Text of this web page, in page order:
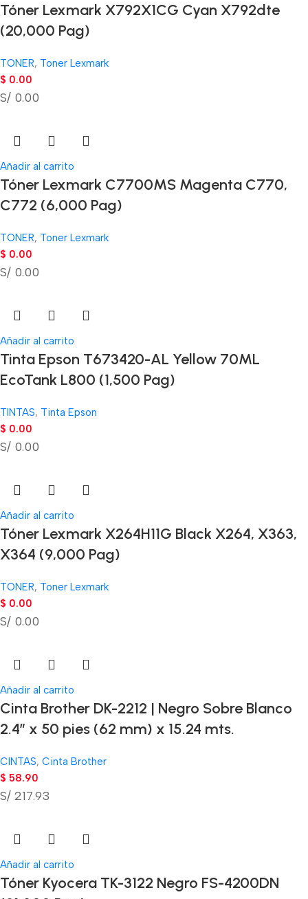
Tóner Lexmark X792X1CG Cyan X792dte
(20,000 Pag)
TONER, Toner Lexmark
$ 0.00
S/ 0.00
Añadir al carrito
Tóner Lexmark C7700MS Magenta C770,
C772 (6,000 Pag)
TONER, Toner Lexmark
$ 0.00
S/ 0.00
Añadir al carrito
Tinta Epson T673420-AL Yellow 70ML
EcoTank L800 (1,500 Pag)
TINTAS, Tinta Epson
$ 0.00
S/ 0.00
Añadir al carrito
Tóner Lexmark X264H11G Black X264, X363,
X364 (9,000 Pag)
TONER, Toner Lexmark
$ 0.00
S/ 0.00
Añadir al carrito
Cinta Brother DK-2212 | Negro Sobre Blanco
2.4″ x 50 pies (62 mm) x 15.24 mts.
CINTAS, Cinta Brother
$ 58.90
S/ 217.93
Añadir al carrito
Tóner Kyocera TK-3122 Negro FS-4200DN